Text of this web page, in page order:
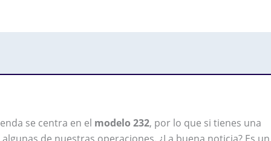
se centra en el modelo 232, por lo que si tienes una